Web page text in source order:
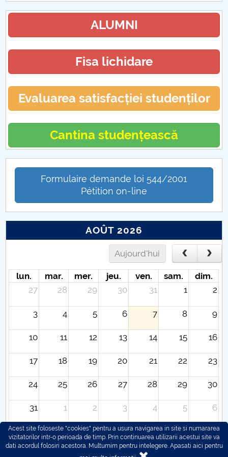
ALUMNI
Fisa lichidare
Evaluarea satisfacției studenților
Cantina studențească
Formulaire demande loi 544/2001
Pétition on-line
AOÛT 2026
Aujourd'hui
lun. mar. mer. jeu. ven. sam.
dim.
27
28 29 30 31 1 2
3 4 5 6 7 8 9
10 11 12 13 14 15 16
17 18 19 20 21 22 23
24 25 26 27 28 29 30
31 1 2 3 4 5 6
Acest site foloseste "cookies" pentru a usura navigarea in site si numararea
vizitatorilor intr-o perioada de timp. Prin continuarea utilizarii acestui site va
dati acordul folosiri acestora. Multumim pentru intelegere. Apasati aici pentru